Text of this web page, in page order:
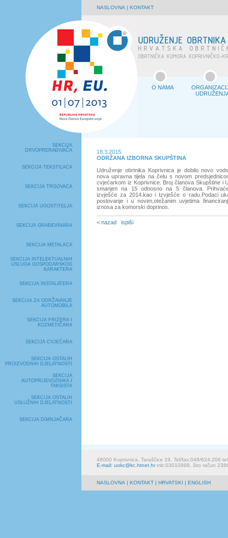
NASLOVNA | KONTAKT
O NAMA
SEKCIJA
DRVOPRERAĐIVAČA
SEKCIJA TEKSTILACA
SEKCIJA TRGOVACA
SEKCIJA UGOSTITELJA
SEKCIJA GRAĐEVINARA
SEKCIJA METALACA
SEKCIJA INTELEKTUALNIH
USLUGA GOSPODARSKOG
KARAKTERA
SEKCIJA INSTALATERA
SEKCIJA ZA ODRŽAVANJE
AUTOMOBILA
SEKCIJA FRIZERA I
KOZMETIČARA
SEKCIJA CVJEĆARA
SEKCIJA OSTALIH
PROIZVODNIH DJELATNOSTI
SEKCIJA
AUTOPRIJEVOZNIKA I
TAKSISTA
SEKCIJA OSTALIH
USLUŽNIH DJELATNOSTI
SEKCIJA DIMNJAČARA
18.3.2015.
ODRŽANA IZBORNA SKUPŠTINA
Udruženje obrtnika Koprivnica je dobilo novo
nova upravna tijela na čelu s novom
cvjećarkom iz Koprivnice. Broj članova Skupštine i
smanjen na 15 odnosno na 5 članova.
izvješće za 2014.kao i Izvješće o radu.Podaci
poslovanje i u novim,otežanim uvjetima
iznosa za komorski doprinos.
< nazad ispiši
48000 Koprivnica, Taraščice 19, Tel/fax:048/624-206
E-mail: uokc@kc.htnet.hrmb:03010988, žiro račun
NASLOVNA | KONTAKT | HRVATSKI | ENGLISH